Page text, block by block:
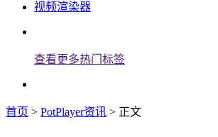
视频渲染器
查看更多热门标签
首页 > PotPlayer资讯 > 正文